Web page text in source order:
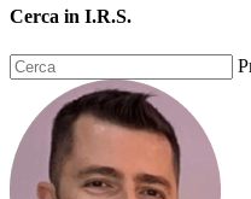
Cerca in I.R.S.